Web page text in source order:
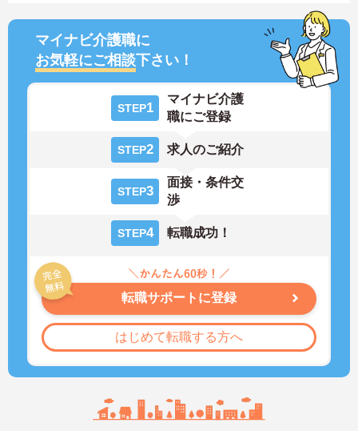
マイナビ介護職に
お気軽にご相談下さい！
STEP1
マイナビ介護
職にご登録
STEP2 求人のご紹介
STEP3
面接・条件交
渉
STEP4 転職成功！
転職サポートに登録
はじめて転職する方へ